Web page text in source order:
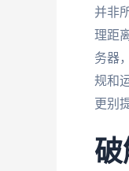
并非
理距
务器
规和
更别